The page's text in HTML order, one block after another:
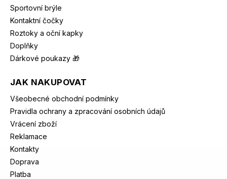
Sportovní brýle
Kontaktní čočky
Roztoky a oční kapky
Doplňky
Dárkové poukazy 🎁
JAK NAKUPOVAT
Všeobecné obchodní podmínky
Pravidla ochrany a zpracování osobních údajů
Vrácení zboží
Reklamace
Kontakty
Doprava
Platba